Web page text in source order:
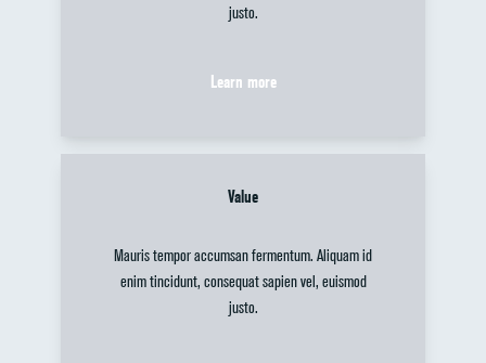
justo.
Learn more
Value
Mauris tempor accumsan fermentum. Aliquam id
enim tincidunt, consequat sapien vel, euismod
justo.